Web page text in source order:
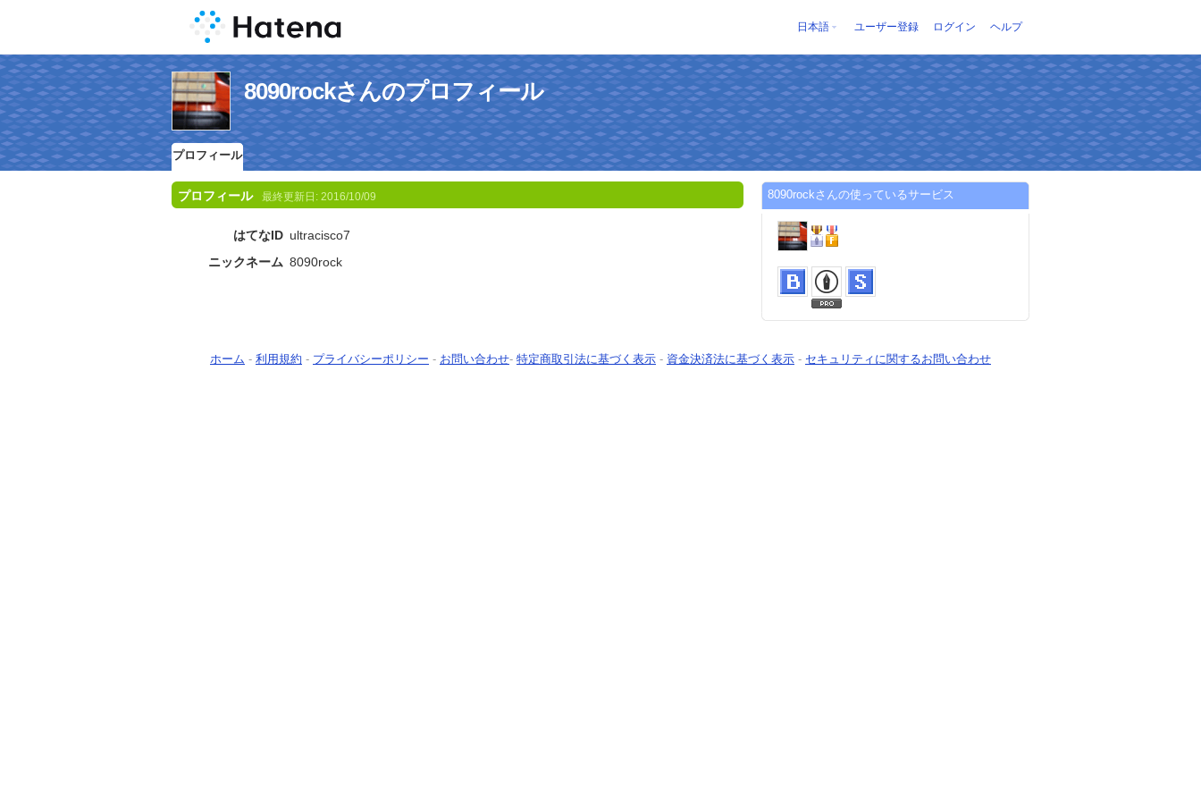
日本語 ユーザー登録 ログイン ヘルプ
8090rockさんのプロフィール
プロフィール
プロフィール 最終更新日: 2016/10/09
はてなID ultracisco7
ニックネーム 8090rock
8090rockさんの使っているサービス
ホーム - 利用規約 - プライバシーポリシー - お問い合わせ- 特定商取引法に基づく表示 - 資金決済法に基づく表示 - セキュリティに関するお問い合わせ